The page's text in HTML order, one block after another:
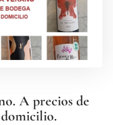
A precios de